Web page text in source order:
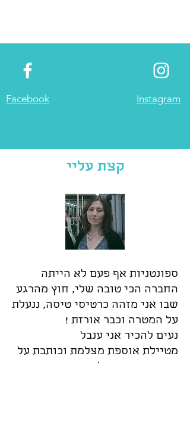
Facebook Instagram
קצת עליי
ספונטניות אף פעם לא הייתה
החברה הכי טובה שלי, חוץ מהרגע
שבו אני מזהה כרטיסי טיסה, ננעלת
על המטרה וכבר אורזת !
נעים להכיר אני ענבל
מטיילת אוספת מצלמת וכותבת על